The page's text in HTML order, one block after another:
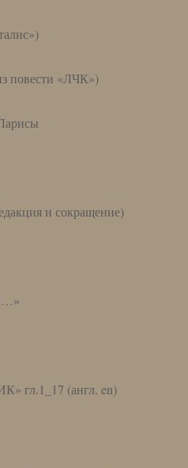
«ЛЧК»)
и сокращение)
гл.1_17 (англ. en)